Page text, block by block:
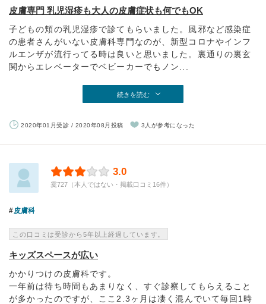
皮膚専門 乳児湿疹も大人の皮膚症状も何でもOK
子どもの頬の乳児湿疹で診てもらいました。風邪など感染症
の患者さんがいない皮膚科専門なのが、新型コロナやインフ
ルエンザが流行ってる時は良いと思いました。裏通りの裏玄
関からエレベーターでベビーカーでもノン...
続きを読む
2020年01月受診 / 2020年08月投稿 3人が参考になった
3.0
霙727（本人ではない・掲載口コミ16件）
皮膚科
この口コミは受診から5年以上経過しています。
キッズスペースが広い
かかりつけの皮膚科です。
一年前は待ち時間もあまりなく、すぐ診察してもらえること
が多かったのですが、ここ2.3ヶ月は凄く混んでいて毎回1時